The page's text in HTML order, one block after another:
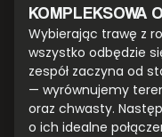
KOMPLEKSOWA
Wybierając trawę z
wszystko odbędzie
zespół zaczyna od
— wyrównujemy
oraz chwasty.
o ich idealne